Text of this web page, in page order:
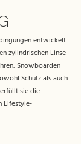
entwickelt
zylindrischen Linse
Snowboarden
Schutz als auch
sie die
Lifestyle-